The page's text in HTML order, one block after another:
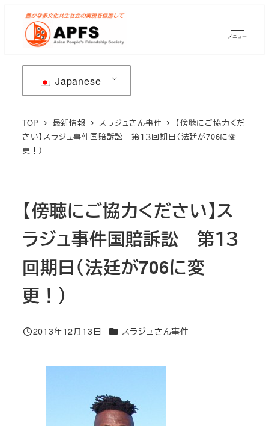
メニュー
Japanese
TOP 最新情報 スラジュさん事件
【傍聴にご協力くだ
さい】スラジュ事件国賠訴訟 第１３回期日（法廷が706に変
更！）
【傍聴にご協力ください】ス
ラジュ事件国賠訴訟 第１３
回期日（法廷が706に変
更！）
投稿日
2013年12月13日 カテゴリー
スラジュさん事件